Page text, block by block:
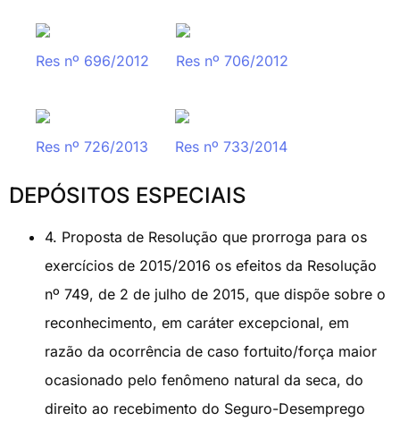
Res nº 696/2012 Res nº 706/2012
Res nº 726/2013 Res nº 733/2014
DEPÓSITOS ESPECIAIS
4. Proposta de Resolução que prorroga para os
exercícios de 2015/2016 os efeitos da Resolução
nº 749, de 2 de julho de 2015, que dispõe sobre o
reconhecimento, em caráter excepcional, em
razão da ocorrência de caso fortuito/força maior
ocasionado pelo fenômeno natural da seca, do
direito ao recebimento do Seguro-Desemprego